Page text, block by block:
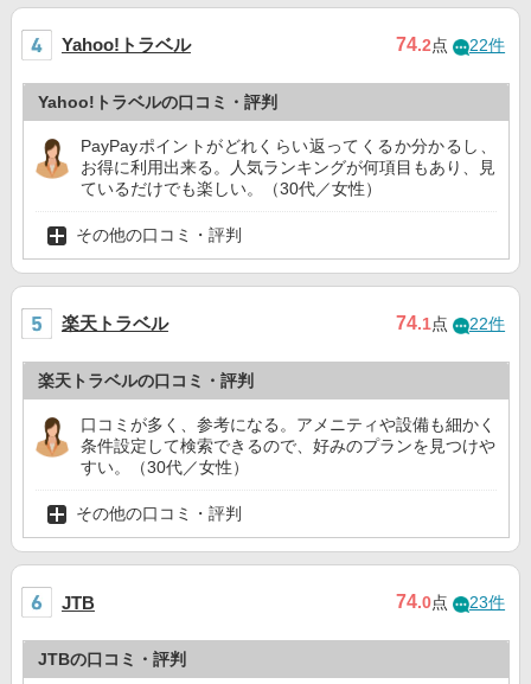
Yahoo!トラベル 74.2点 22件
Yahoo!トラベルの口コミ・評判
PayPayポイントがどれくらい返ってくるか分かるし、
お得に利用出来る。人気ランキングが何項目もあり、見
ているだけでも楽しい。（30代／女性）
その他の口コミ・評判
楽天トラベル 74.1点 22件
楽天トラベルの口コミ・評判
口コミが多く、参考になる。アメニティや設備も細かく
条件設定して検索できるので、好みのプランを見つけや
すい。（30代／女性）
その他の口コミ・評判
JTB 74.0点 23件
JTBの口コミ・評判